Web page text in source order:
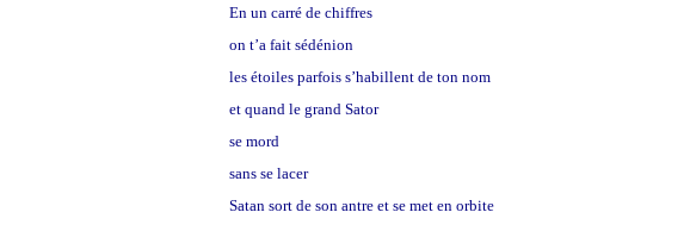
En un carré de chiffres
on t’a fait sédénion
les étoiles parfois s’habillent de ton nom
et quand le grand Sator
se mord
sans se lacer
Satan sort de son antre et se met en orbite